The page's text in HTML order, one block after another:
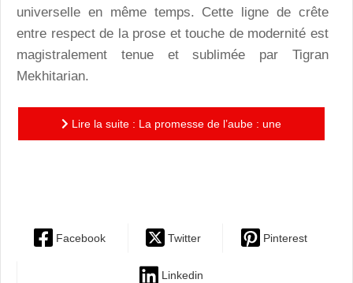
universelle en même temps. Cette ligne de crête
entre respect de la prose et touche de modernité est
magistralement tenue et sublimée par Tigran
Mekhitarian.
Lire la suite : La promesse de l’aube : une
Facebook Twitter Pinterest
Linkedin